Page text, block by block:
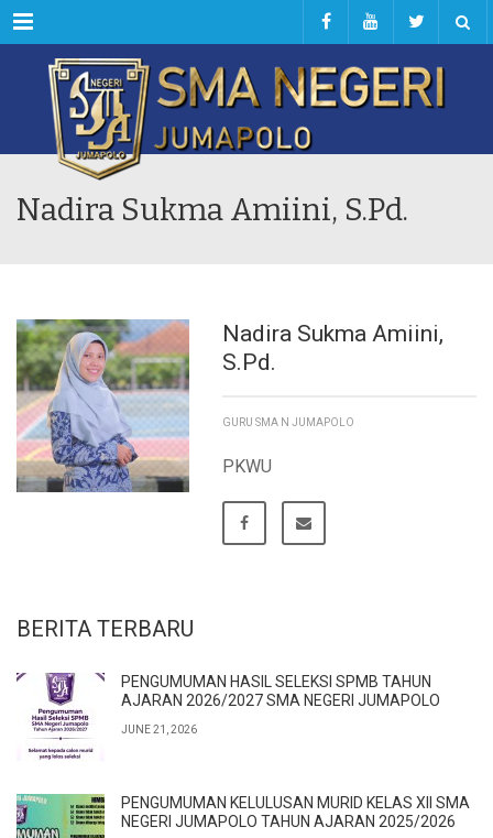
Menu
Nadira Sukma Amiini, S.Pd.
Nadira Sukma Amiini,
S.Pd.
GURU SMA N JUMAPOLO
PKWU
BERITA TERBARU
PENGUMUMAN HASIL SELEKSI SPMB TAHUN
AJARAN 2026/2027 SMA NEGERI JUMAPOLO
JUNE 21, 2026
PENGUMUMAN KELULUSAN MURID KELAS XII SMA
NEGERI JUMAPOLO TAHUN AJARAN 2025/2026